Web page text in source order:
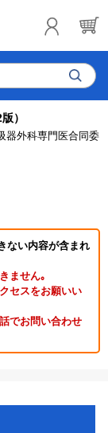
）
外科専門医合同委
ない内容が含まれ
ません｡
セスをお願いい
でお問い合わせ